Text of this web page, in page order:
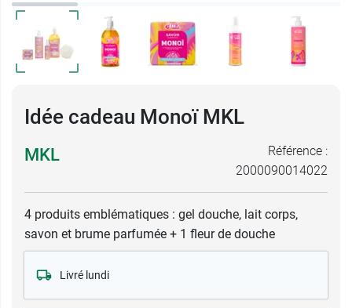
Idée cadeau Monoï MKL
MKL
Référence :
2000090014022
4 produits emblématiques : gel douche, lait corps,
savon et brume parfumée + 1 fleur de douche
Livré lundi